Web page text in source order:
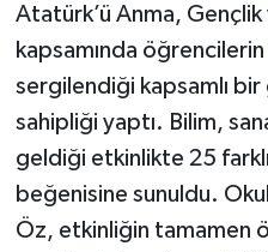
Atatürk’ü Anma, Gençlik
kapsamında öğrencilerin
sergilendiği kapsamlı bir
sahipliği yaptı. Bilim,
geldiği etkinlikte 25
beğenisine sunuldu.
Öz, etkinliğin tamamen